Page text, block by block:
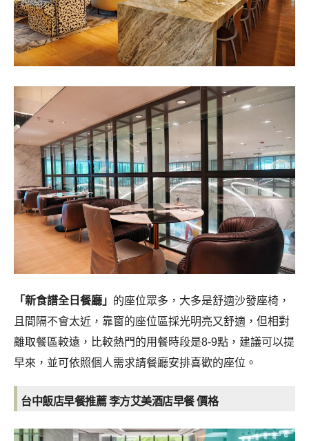
「新食譜全日餐廳」
的座位眾多，大多是舒適沙發座椅，
且間隔不會太近，靠窗的座位區採光明亮又舒適，但相對
離取餐區較遠，比較熱門的用餐時段是8-9點，建議可以提
早來，並可依照個人需求請餐廳安排喜歡的座位。
台中飯店早餐推薦 李方艾美酒店早餐 價格